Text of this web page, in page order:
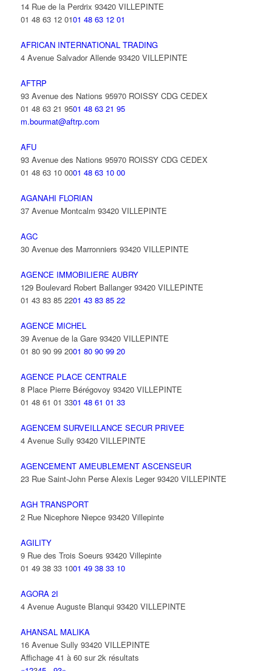
14 Rue de la Perdrix 93420 VILLEPINTE
01 48 63 12 0101 48 63 12 01
AFRICAN INTERNATIONAL TRADING
4 Avenue Salvador Allende 93420 VILLEPINTE
AFTRP
93 Avenue des Nations 95970 ROISSY CDG CEDEX
01 48 63 21 9501 48 63 21 95
m.bourmat@aftrp.com
AFU
93 Avenue des Nations 95970 ROISSY CDG CEDEX
01 48 63 10 0001 48 63 10 00
AGANAHI FLORIAN
37 Avenue Montcalm 93420 VILLEPINTE
AGC
30 Avenue des Marronniers 93420 VILLEPINTE
AGENCE IMMOBILIERE AUBRY
129 Boulevard Robert Ballanger 93420 VILLEPINTE
01 43 83 85 2201 43 83 85 22
AGENCE MICHEL
39 Avenue de la Gare 93420 VILLEPINTE
01 80 90 99 2001 80 90 99 20
AGENCE PLACE CENTRALE
8 Place Pierre Bérégovoy 93420 VILLEPINTE
01 48 61 01 3301 48 61 01 33
AGENCEM SURVEILLANCE SECUR PRIVEE
4 Avenue Sully 93420 VILLEPINTE
AGENCEMENT AMEUBLEMENT ASCENSEUR
23 Rue Saint-John Perse Alexis Leger 93420 VILLEPINTE
AGH TRANSPORT
2 Rue Nicephore Niepce 93420 Villepinte
AGILITY
9 Rue des Trois Soeurs 93420 Villepinte
01 49 38 33 1001 49 38 33 10
AGORA 2I
4 Avenue Auguste Blanqui 93420 VILLEPINTE
AHANSAL MALIKA
16 Avenue Sully 93420 VILLEPINTE
Affichage 41 à 60 sur 2k résultats